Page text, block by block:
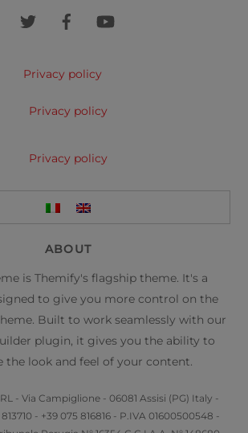
Privacy policy
Privacy policy
Privacy policy
ABOUT
is Themify's flagship theme. It's a
to give you more control on the
Built to work seamlessly with our
plugin, it gives you the ability to
the look and feel of your content.
- Via Campiglione - 06081 Assisi (PG) Italy -
- +39 075 816816 - P.IVA 01600500548 -